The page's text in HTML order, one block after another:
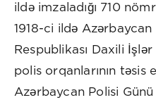
ildə imzaladığı 710
1918-ci ildə
Respublikası Daxili
polis orqanlarının təsis
Azərbaycan Polisi